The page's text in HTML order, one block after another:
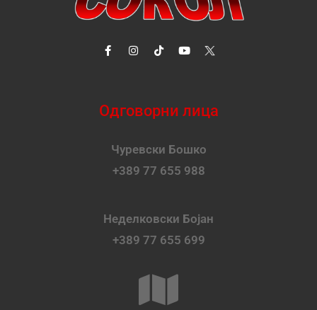
Одговорни лица
Чуревски Бошко
+389 77 655 988
Неделковски Бојан
+389 77 655 699